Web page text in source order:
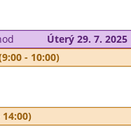
Úterý 29. 7. 2025
- 10:00)